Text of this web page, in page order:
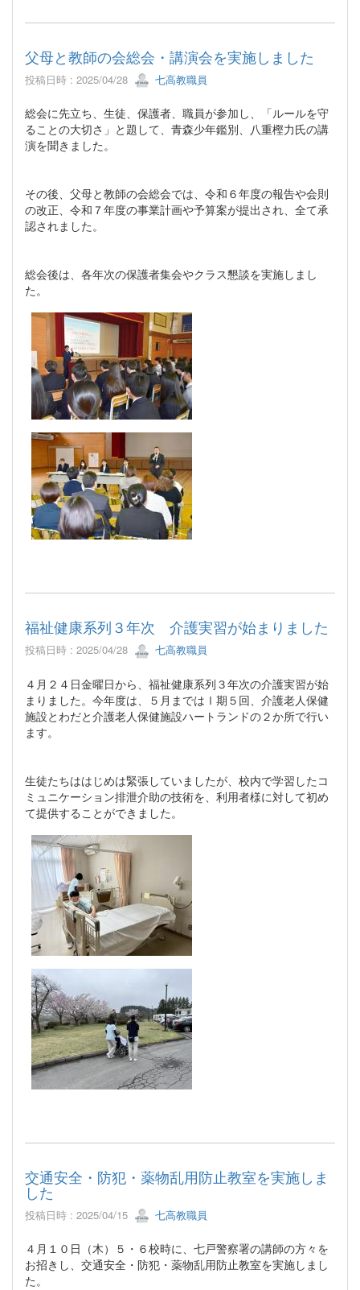
父母と教師の会総会・講演会を実施しました
投稿日時 : 2025/04/28 七高教職員
総会に先立ち、生徒、保護者、職員が参加し、「ルールを守
ることの大切さ」と題して、青森少年鑑別、八重樫力氏の講
演を聞きました。
その後、父母と教師の会総会では、令和６年度の報告や会則
の改正、令和７年度の事業計画や予算案が提出され、全て承
認されました。
総会後は、各年次の保護者集会やクラス懇談を実施しまし
た。
福祉健康系列３年次 介護実習が始まりました
投稿日時 : 2025/04/28 七高教職員
４月２４日金曜日から、福祉健康系列３年次の介護実習が始
まりました。今年度は、５月まではⅠ期５回、介護老人保健
施設とわだと介護老人保健施設ハートランドの２か所で行い
ます。
生徒たちははじめは緊張していましたが、校内で学習したコ
ミュニケーション排泄介助の技術を、利用者様に対して初め
て提供することができました。
交通安全・防犯・薬物乱用防止教室を実施しま
した
投稿日時 : 2025/04/15 七高教職員
４月１０日（木）５・６校時に、七戸警察署の講師の方々を
お招きし、交通安全・防犯・薬物乱用防止教室を実施しまし
た。